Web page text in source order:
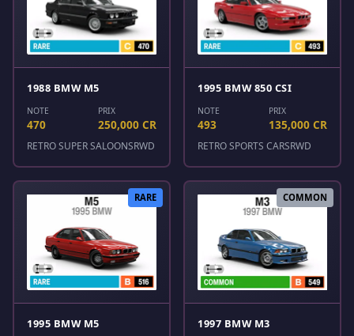
1988 BMW M5
NOTE
470
PRIX
250,000 CR
RETRO SUPER SALOONSRWD
1995 BMW 850 CSI
NOTE
493
PRIX
135,000 CR
RETRO SPORTS CARSRWD
RARE
1995 BMW M5
COMMON
1997 BMW M3